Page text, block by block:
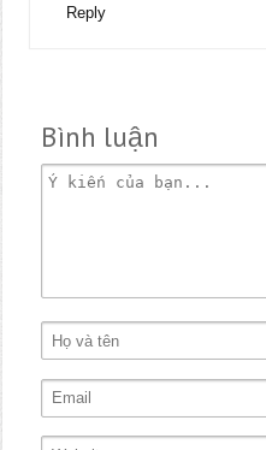
Reply
Bình luận